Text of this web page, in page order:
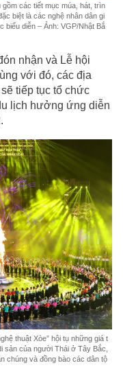
các tiết mục múa, hát, trìn
biệt là các nghệ nhân dân gi
biểu diễn – Ảnh: VGP/Nhật Bắ
nhận và Lễ hội
với đó, các địa
tiếp tục tổ chức
lịch hưởng ứng diễn
thuật Xòe” hội tụ những giá t
sản của người Thái ở Tây Bắc,
chúng và đồng bào các dân tộ